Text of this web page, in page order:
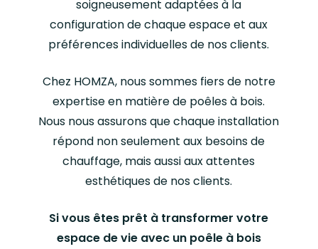
soigneusement adaptées à la
configuration de chaque espace et aux
préférences individuelles de nos clients.
Chez HOMZA, nous sommes fiers de notre
expertise en matière de poêles à bois.
Nous nous assurons que chaque installation
répond non seulement aux besoins de
chauffage, mais aussi aux attentes
esthétiques de nos clients.
Si vous êtes prêt à transformer votre
espace de vie avec un poêle à bois